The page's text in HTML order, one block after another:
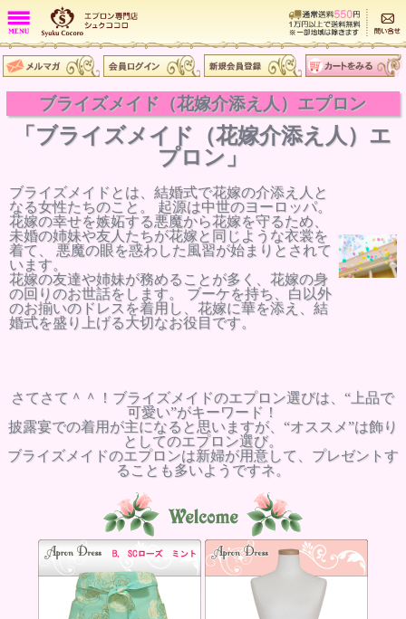
ブライズメイド（花嫁介添え人）エプロン
「ブライズメイド（花嫁介添え人）エ
プロン」
ブライズメイドとは、結婚式で花嫁の介添え人と
なる女性たちのこと。 起源は中世のヨーロッパ。
花嫁の幸せを嫉妬する悪魔から花嫁を守るため、
未婚の姉妹や友人たちが花嫁と同じような衣裳を
着て、 悪魔の眼を惑わした風習が始まりとされて
います。
花嫁の友達や姉妹が務めることが多く、花嫁の身
の回りのお世話をします。 ブーケを持ち、白以外
のお揃いのドレスを着用し、花嫁に華を添え、結
婚式を盛り上げる大切なお役目です。
さてさて＾＾！ブライズメイドのエプロン選びは、“上品で
可愛い”がキーワード！
披露宴での着用が主になると思いますが、“オススメ”は飾り
としてのエプロン選び。
ブライズメイドのエプロンは新婦が用意して、プレゼントす
ることも多いようですネ。